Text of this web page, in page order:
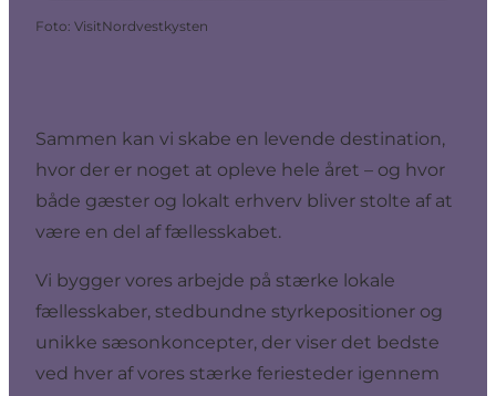
Foto: VisitNordvestkysten
Sammen kan vi skabe en levende destination,
hvor der er noget at opleve hele året – og hvor
både gæster og lokalt erhverv bliver stolte af at
være en del af fællesskabet.
Vi bygger vores arbejde på stærke lokale
fællesskaber, stedbundne styrkepositioner og
unikke sæsonkoncepter, der viser det bedste
ved hver af vores stærke feriesteder igennem